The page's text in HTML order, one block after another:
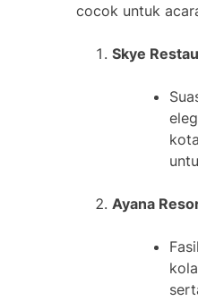
cocok untuk
Skye
Ayana